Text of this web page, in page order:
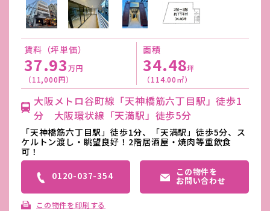
賃料（坪単価）
37.93万円
（11,000円）
面積
34.48坪
（114.00㎡）
大阪メトロ谷町線「天神橋筋六丁目駅」徒歩1
分 大阪環状線「天満駅」徒歩5分
「天神橋筋六丁目駅」徒歩1分、「天満駅」徒歩5分、ス
ケルトン渡し・眺望良好！2階居酒屋・焼肉等重飲食
可！
0120-037-354 この物件を
お問い合わせ
この物件を印刷する